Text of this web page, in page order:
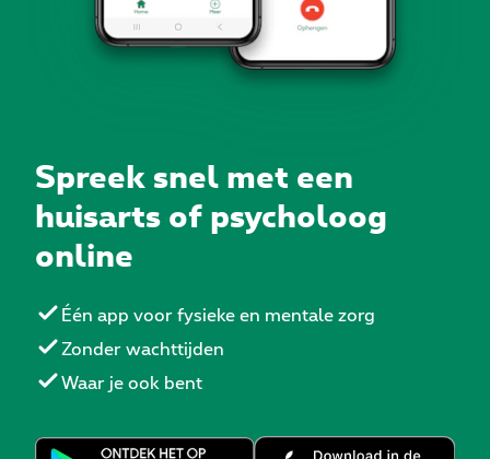
Spreek snel met een
huisarts of psycholoog
online
Één app voor fysieke en mentale zorg
Zonder wachttijden
Waar je ook bent